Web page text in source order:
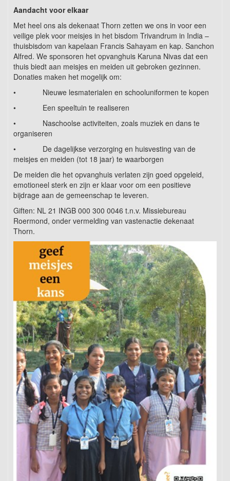
Aandacht voor elkaar
Met heel ons als dekenaat Thorn zetten we ons in voor een
veilige plek voor meisjes in het bisdom Trivandrum in India –
thuisbisdom van kapelaan Francis Sahayam en kap. Sanchon
Alfred. We sponsoren het opvanghuis Karuna Nivas dat een
thuis biedt aan meisjes en meiden uit gebroken gezinnen.
Donaties maken het mogelijk om:
• Nieuwe lesmaterialen en schooluniformen te kopen
• Een speeltuin te realiseren
• Naschoolse activiteiten, zoals muziek en dans te
organiseren
• De dagelijkse verzorging en huisvesting van de
meisjes en meiden (tot 18 jaar) te waarborgen
De meiden die het opvanghuis verlaten zijn goed opgeleid,
emotioneel sterk en zijn er klaar voor om een positieve
bijdrage aan de gemeenschap te leveren.
Giften: NL 21 INGB 000 300 0046 t.n.v. Missiebureau
Roermond, onder vermelding van vastenactie dekenaat
Thorn.